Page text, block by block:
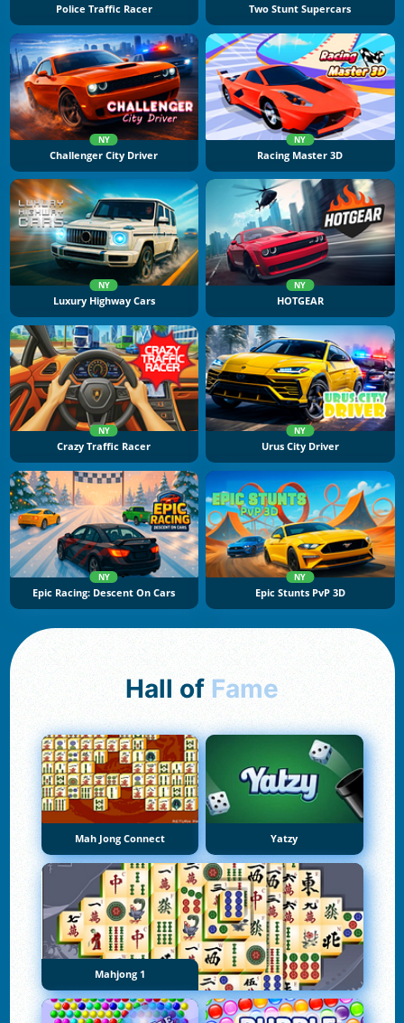
Police Traffic Racer Two Stunt Supercars
NY
Challenger City Driver
NY
Racing Master 3D
NY
Luxury Highway Cars
NY
HOTGEAR
NY
Crazy Traffic Racer
NY
Urus City Driver
NY
Epic Racing: Descent On Cars
NY
Epic Stunts PvP 3D
Hall of Fame
Mah Jong Connect Yatzy
Mahjong 1